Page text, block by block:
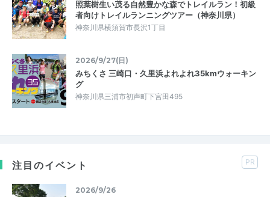
照葉樹生い茂る自然豊かな森でトレイルラン！初級
者向けトレイルランニングツアー（神奈川県）
神奈川県横須賀市長沢1丁目
2026/9/27(日)
みちくさ 三崎口・久里浜よれよれ35kmウォーキン
グ
神奈川県三浦市初声町下宮田495
注目のイベント PR
2026/9/26